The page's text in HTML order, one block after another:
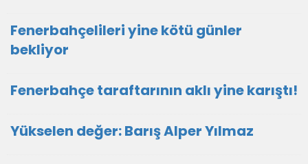
Fenerbahçelileri yine kötü günler
bekliyor
Fenerbahçe taraftarının aklı yine karıştı!
Yükselen değer: Barış Alper Yılmaz